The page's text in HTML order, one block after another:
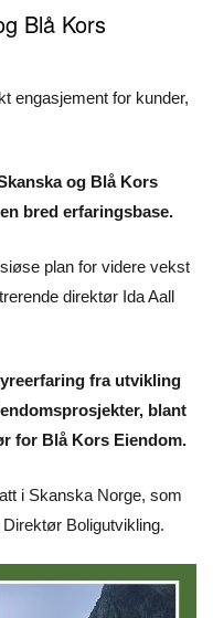
Blå Kors
engasjement for kunder,
og Blå Kors
bred erfaringsbase.
plan for videre vekst
direktør Ida Aall
fra utvikling
blant
for Blå Kors Eiendom.
i Skanska Norge, som
Boligutvikling.